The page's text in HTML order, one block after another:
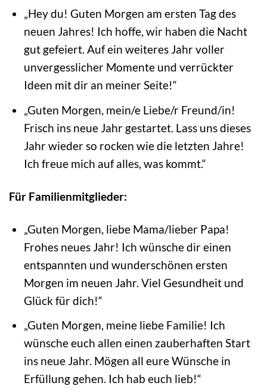
„Hey du! Guten Morgen am ersten Tag des
neuen Jahres! Ich hoffe, wir haben die Nacht
gut gefeiert. Auf ein weiteres Jahr voller
unvergesslicher Momente und verrückter
Ideen mit dir an meiner Seite!“
„Guten Morgen, mein/e Liebe/r Freund/in!
Frisch ins neue Jahr gestartet. Lass uns dieses
Jahr wieder so rocken wie die letzten Jahre!
Ich freue mich auf alles, was kommt.“
Für Familienmitglieder:
„Guten Morgen, liebe Mama/lieber Papa!
Frohes neues Jahr! Ich wünsche dir einen
entspannten und wunderschönen ersten
Morgen im neuen Jahr. Viel Gesundheit und
Glück für dich!“
„Guten Morgen, meine liebe Familie! Ich
wünsche euch allen einen zauberhaften Start
ins neue Jahr. Mögen all eure Wünsche in
Erfüllung gehen. Ich hab euch lieb!“